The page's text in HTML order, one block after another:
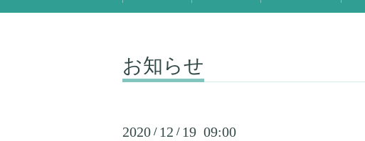
お知らせ
2020 / 12 / 19 09:00